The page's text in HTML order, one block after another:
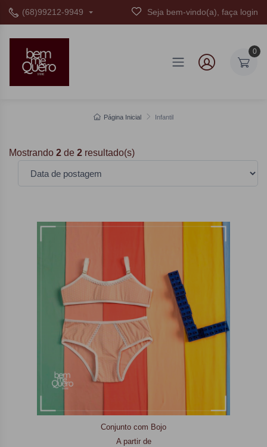
(68)99212-9949 Seja bem-vindo(a), faça login
0
Página Inicial Infantil
Mostrando 2 de 2 resultado(s)
Conjunto com Bojo
A partir de